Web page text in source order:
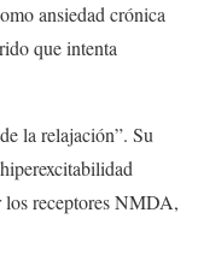
ansiedad crónica
que intenta
la relajación”. Su
los receptores NMDA,